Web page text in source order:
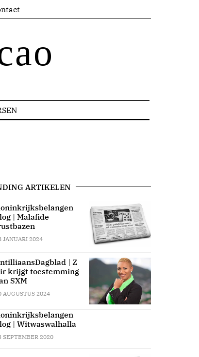
ARTIKELEN
| Malafide
JANUARI 2024
| Z
krijgt toestemming
SXM
AUGUSTUS 2024
| Witwaswalhalla
SEPTEMBER 2020